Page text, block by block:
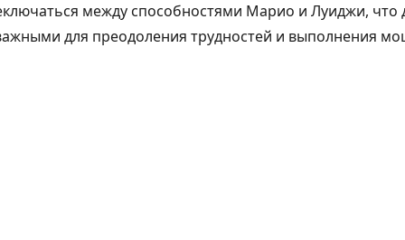
между способностями Марио и Луиджи, что
для преодоления трудностей и выполнения